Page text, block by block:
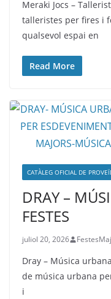
Meraki Jocs –
talleristes per fires i
qualsevol espai en
Read More
CATÀLEG OFICIAL DE
DRAY –
FESTES
juliol 20, 2026
Dray – Música
de música urbana
i